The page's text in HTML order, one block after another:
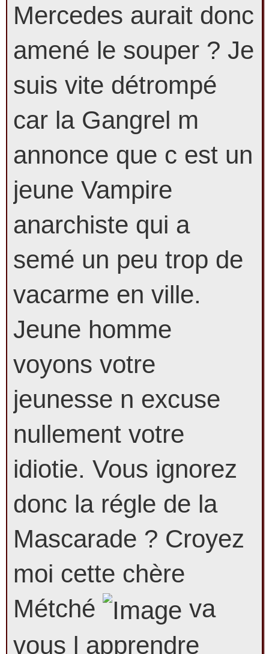
Mercedes aurait donc
amené le souper ? Je
suis vite détrompé
car la Gangrel m
annonce que c est un
jeune Vampire
anarchiste qui a
semé un peu trop de
vacarme en ville.
Jeune homme
voyons votre
jeunesse n excuse
nullement votre
idiotie. Vous ignorez
donc la régle de la
Mascarade ? Croyez
moi cette chère
Métché
va
vous l apprendre